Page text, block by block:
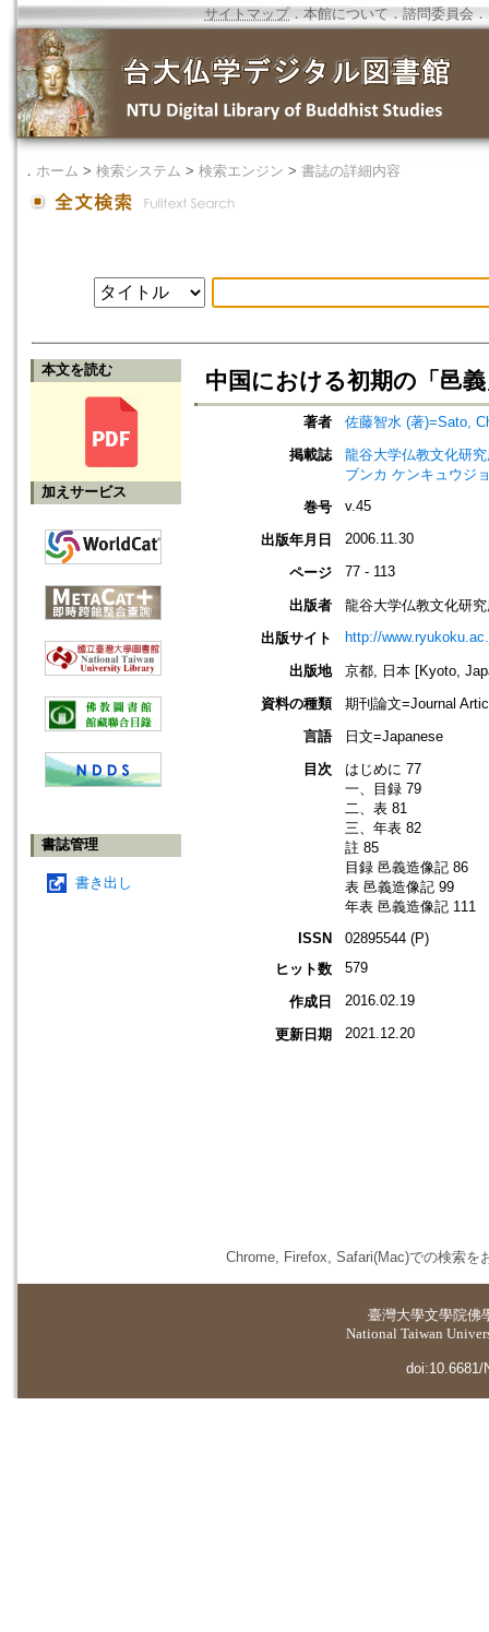
サイトマップ．本館について ． 諮問委員会 ．
． ホーム > 検索システム > 検索エンジン > 書誌の詳細内容
本文を読む
加えサービス
書誌管理
書き出し
中国における初期の「邑
著者
佐藤智水 (著)=Sato,
掲載誌
龍谷大学仏教文化研
ブンカ ケンキュウジ
巻号
v.45
出版年月日 2006.11.30
ページ 77 - 113
出版者
龍谷大学仏教文化研
出版サイト
http://
出版地
京都, 日本 [Kyoto,
資料の種類
期刊論文=Journal
言語
日文=Japanese
目次
はじめに 77
一、目録 79
二、表 81
三、年表 82
註 85
目録 邑義造像記 86
表 邑義造像記 99
年表 邑義造像記 111
ISSN
02895544 (P)
ヒット数
579
作成日 2016.02.19
更新日期 2021.12.20
Chrome, Firefox, Safari(Mac)での検索を
臺灣大學文學院佛
National Taiwan
doi:10.6681/